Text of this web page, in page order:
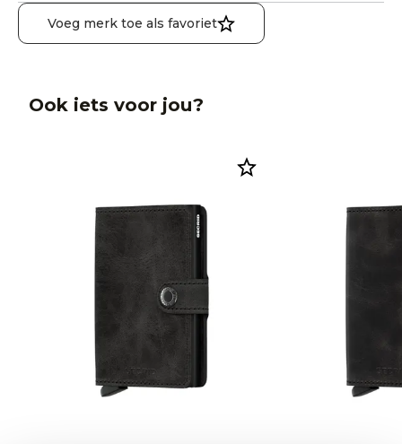
Voeg merk toe als favoriet
Ook iets voor jou?